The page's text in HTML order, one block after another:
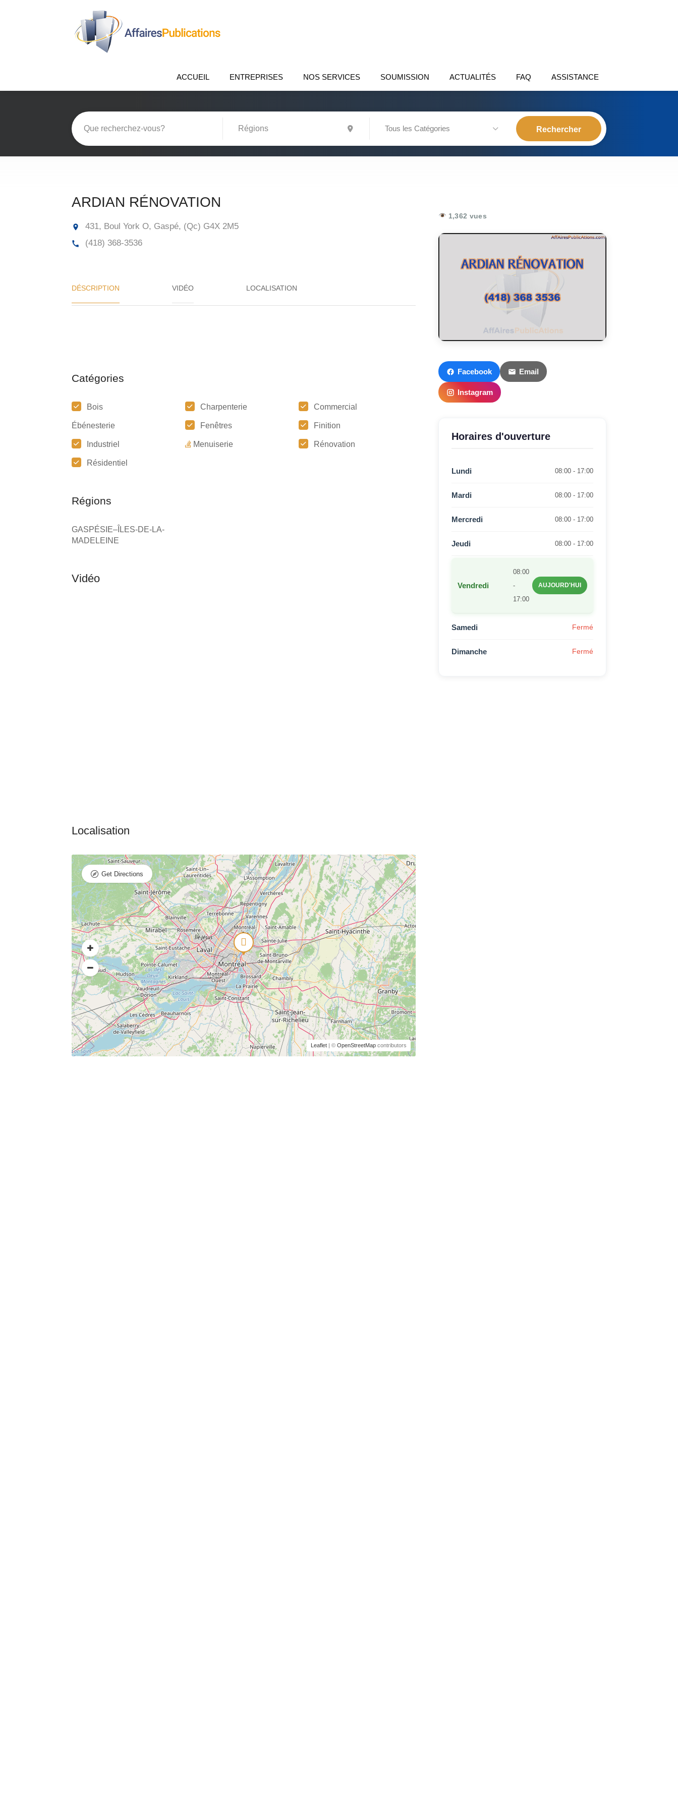
ACCUEIL ENTREPRISES NOS SERVICES SOUMISSION ACTUALITÉS FAQ ASSISTANCE
Tous les Catégories
ARDIAN RÉNOVATION
431, Boul York O, Gaspé, (Qc) G4X 2M5
(418) 368-3536
DÉSCRIPTION VIDÉO
Catégories
Bois Charpenterie Commercial
Ébénesterie Fenêtres Finition
Industriel Menuiserie Rénovation
Résidentiel
Régions
GASPÉSIE–ÎLES-DE-LA-
MADELEINE
Leaflet| © OpenStreetMapcontributors
Get Directions
1,362 vues
Facebook Email
Instagram
Horaires d'ouverture
Lundi 08:00 - 17:00
Mardi 08:00 - 17:00
Mercredi 08:00 - 17:00
Jeudi 08:00 - 17:00
Vendredi
08:00
-
17:00
AUJOURD'HUI
Samedi Fermé
Dimanche Fermé